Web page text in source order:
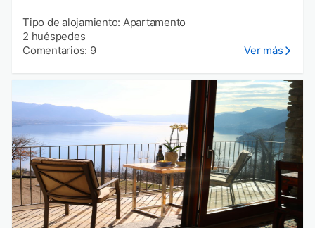
Tipo de alojamiento: Apartamento
2 huéspedes
Comentarios: 9
Ver más